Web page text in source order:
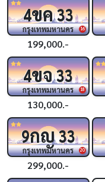
16
4ขค33
กรุงเทพมหานคร
199,000.-
18
4ขจ33
กรุงเทพมหานคร
130,000.-
20
9กญ33
กรุงเทพมหานคร
299,000.-